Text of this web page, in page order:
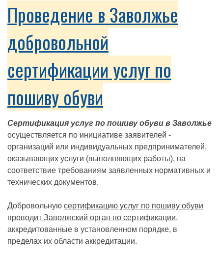
Проведение в Заволжье
добровольной
сертификации услуг по
пошиву обуви
Сертификация услуг по пошиву обуви в Заволжье
осуществляется по инициативе заявителей -
организаций или индивидуальных предпринимателей,
оказывающих услуги (выполняющих работы), на
соответствие требованиям заявленных нормативных и
технических документов.
Добровольную сертификацию услуг по пошиву обуви
проводит Заволжский орган по сертификации,
аккредитованные в установленном порядке, в
пределах их области аккредитации.